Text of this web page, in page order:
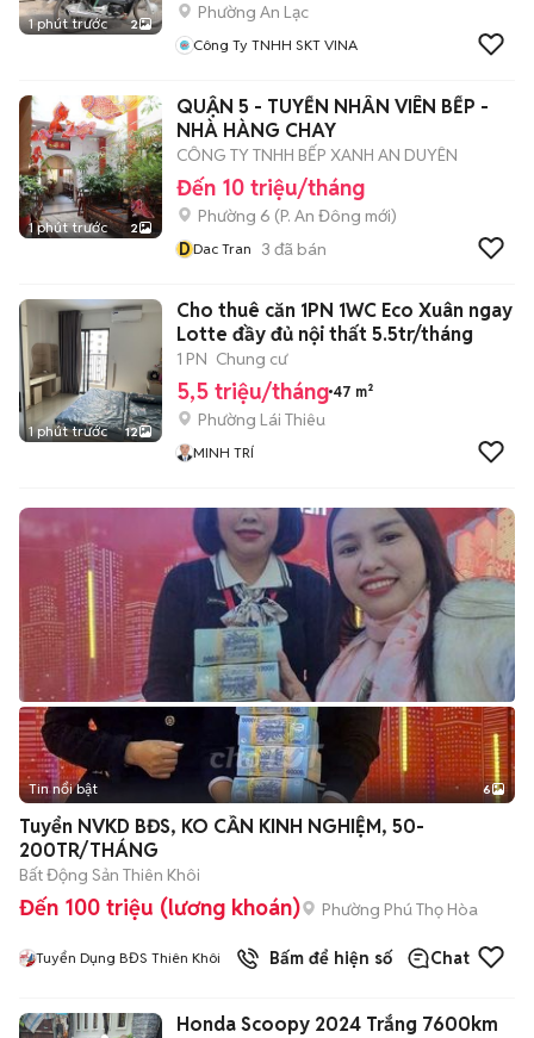
1 phút trước 2
Phường An Lạc
Công Ty TNHH SKT VINA
1 phút trước 2
QUẬN 5 - TUYỂN NHÂN VIÊN BẾP -
NHÀ HÀNG CHAY
CÔNG TY TNHH BẾP XANH AN DUYÊN
Đến 10 triệu/tháng
Phường 6 (P. An Đông mới)
DDac Tran 3 đã bán
1 phút trước 12
Cho thuê căn 1PN 1WC Eco Xuân ngay
Lotte đầy đủ nội thất 5.5tr/tháng
1 PN Chung cư
5,5 triệu/tháng 47 m²
Phường Lái Thiêu
MINH TRÍ
+2
Tin nổi bật 6
Tuyển NVKD BĐS, KO CẦN KINH NGHIỆM, 50-
200TR/THÁNG
Bất Động Sản Thiên Khôi
Đến 100 triệu (lương khoán) Phường Phú Thọ Hòa
Tuyển Dụng BĐS Thiên Khôi Bấm để hiện số Chat
Honda Scoopy 2024 Trắng 7600km